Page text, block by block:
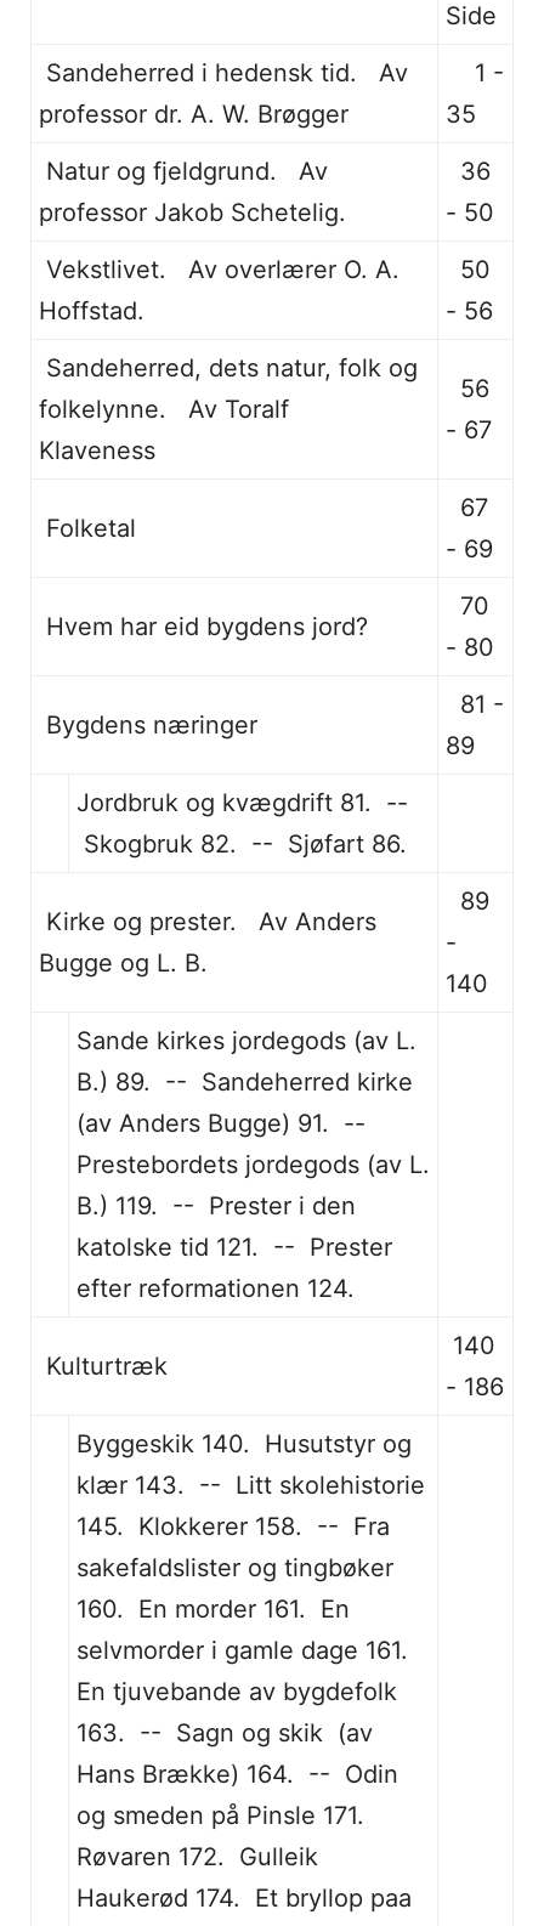
Side
Sandeherred i hedensk tid. Av
professor dr. A. W. Brøgger
1 -
35
Natur og fjeldgrund. Av
professor Jakob Schetelig.
36
- 50
Vekstlivet. Av overlærer O. A.
Hoffstad.
50
- 56
Sandeherred, dets natur, folk og
folkelynne. Av Toralf
Klaveness
56
- 67
Folketal
67
- 69
Hvem har eid bygdens jord?
70
- 80
Bygdens næringer
81 -
89
Jordbruk og kvægdrift 81. --
Skogbruk 82. -- Sjøfart 86.
Kirke og prester. Av Anders
Bugge og L. B.
89
-
140
Sande kirkes jordegods (av L.
B.) 89. -- Sandeherred kirke
(av Anders Bugge) 91. --
Prestebordets jordegods (av L.
B.) 119. -- Prester i den
katolske tid 121. -- Prester
efter reformationen 124.
Kulturtræk
140
- 186
Byggeskik 140. Husutstyr og
klær 143. -- Litt skolehistorie
145. Klokkerer 158. -- Fra
sakefaldslister og tingbøker
160. En morder 161. En
selvmorder i gamle dage 161.
En tjuvebande av bygdefolk
163. -- Sagn og skik (av
Hans Brække) 164. -- Odin
og smeden på Pinsle 171.
Røvaren 172. Gulleik
Haukerød 174. Et bryllop paa